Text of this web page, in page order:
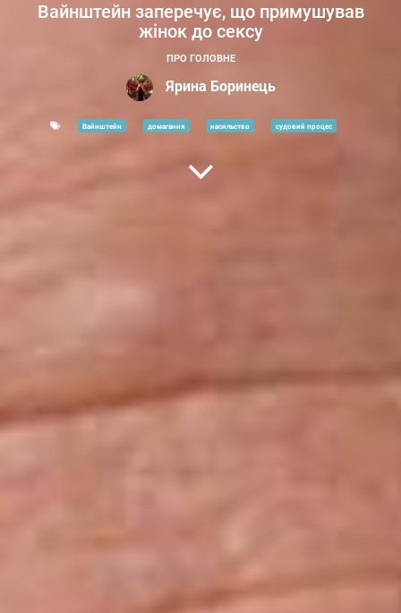
Вайнштейн заперечує, що примушував
жінок до сексу
ПРО ГОЛОВНЕ
Ярина Боринець
Вайнштейн домагання насильство судовий процес